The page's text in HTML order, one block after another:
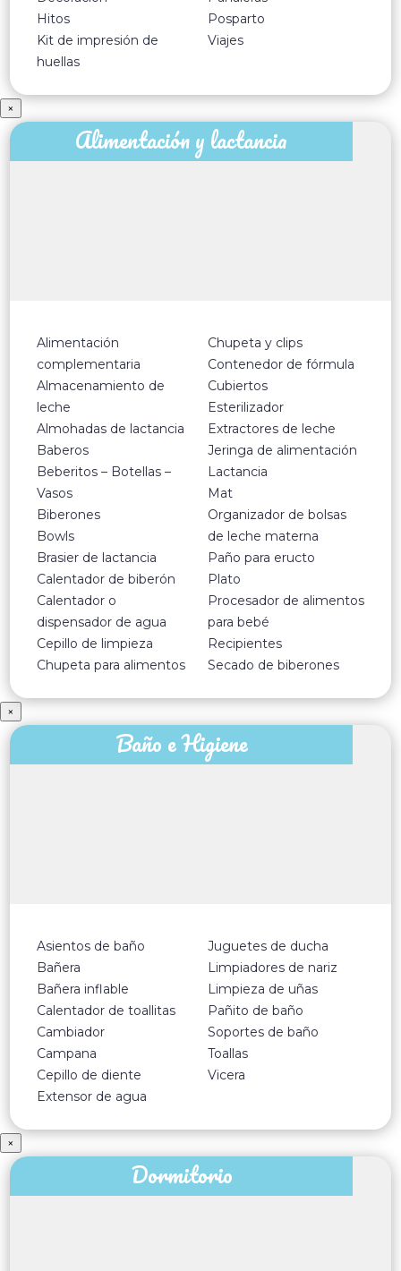
Hitos
Kit de impresión de
huellas
Posparto
Viajes
×
Alimentación y lactancia
Alimentación
complementaria
Almacenamiento de
leche
Almohadas de lactancia
Baberos
Beberitos – Botellas –
Vasos
Biberones
Bowls
Brasier de lactancia
Calentador de biberón
Calentador o
dispensador de agua
Cepillo de limpieza
Chupeta para alimentos
Chupeta y clips
Contenedor de fórmula
Cubiertos
Esterilizador
Extractores de leche
Jeringa de alimentación
Lactancia
Mat
Organizador de bolsas
de leche materna
Paño para eructo
Plato
Procesador de alimentos
para bebé
Recipientes
Secado de biberones
×
Baño e Higiene
Asientos de baño
Bañera
Bañera inflable
Calentador de toallitas
Cambiador
Campana
Cepillo de diente
Extensor de agua
Juguetes de ducha
Limpiadores de nariz
Limpieza de uñas
Pañito de baño
Soportes de baño
Toallas
Vicera
×
Dormitorio